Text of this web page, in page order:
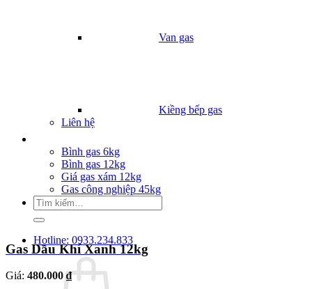
Van gas
Kiềng bếp gas
Liên hệ
Bình gas 6kg
Bình gas 12kg
Giá gas xám 12kg
Gas công nghiệp 45kg
Tìm
kiếm:
Hotline: 0933.234.833
Gas Dầu Khí Xanh 12kg
Giá: 480.000 ₫